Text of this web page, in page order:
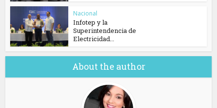
Nacional
Infotep y la
Superintendencia de
Electricidad...
About the author